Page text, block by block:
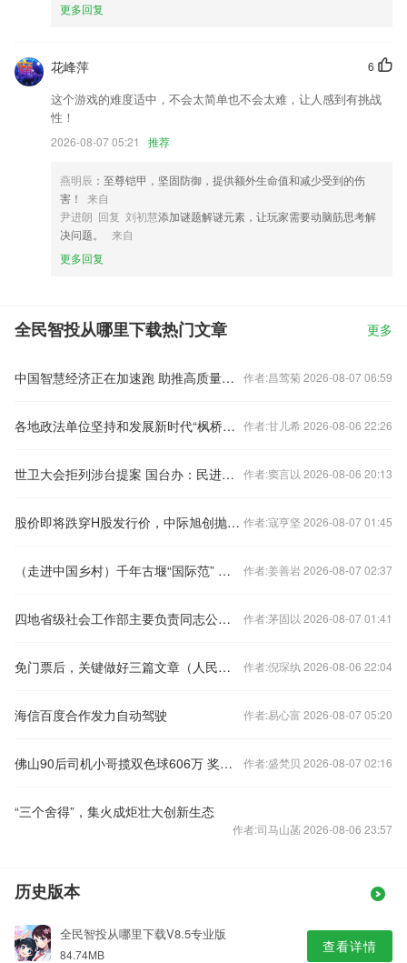
更多回复
6
花峰萍
这个游戏的难度适中，不会太简单也不会太难，让人感到有挑战
性！
2026-08-07 05:21 推荐
燕明辰 ：至尊铠甲，坚固防御，提供额外生命值和减少受到的伤
害！
来自
尹进朗 回复 刘初慧添加谜题解谜元素，让玩家需要动脑筋思考解
决问题。
来自
更多回复
全民智投从哪里下载热门文章 更多
中国智慧经济正在加速跑 助推高质量发展 作者:昌莺菊 2026-08-07 06:59
各地政法单位坚持和发展新时代“枫桥经验” 作者:甘儿希 2026-08-06 22:26
世卫大会拒列涉台提案 国台办：民进党当局任何勾连外部势力谋“独”的图谋都注定失败 作者:窦言以 2026-08-06 20:13
股价即将跌穿H股发行价，中际旭创抛出大额回购计划 作者:寇亨坚 2026-08-07 01:45
（走进中国乡村）千年古堰“国际范” 浙江丽水“巴比松”的艺术乡建路 作者:姜善岩 2026-08-07 02:37
四地省级社会工作部主要负责同志公开亮相 作者:茅固以 2026-08-07 01:41
免门票后，关键做好三篇文章（人民时评） 作者:倪琛纨 2026-08-06 22:04
海信百度合作发力自动驾驶 作者:易心富 2026-08-07 05:20
佛山90后司机小哥揽双色球606万 奖金攒着当“老婆本” 作者:盛梵贝 2026-08-07 02:16
“三个舍得”，集火成炬壮大创新生态
作者:司马山菡 2026-08-06 23:57
历史版本
全民智投从哪里下载V8.5专业版
84.74MB 查看详情